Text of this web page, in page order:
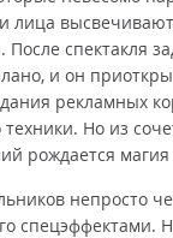
лица
спектакля
и он
рекламных
Но из
рождается магия
непросто
спецэффектами.